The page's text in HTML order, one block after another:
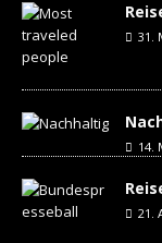
31.
14.
21.